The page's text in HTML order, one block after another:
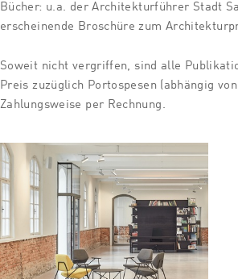
Bücher: u.a. der Architekturführer Stadt
erscheinende Broschüre zum
Soweit nicht vergriffen, sind alle
Preis zuzüglich Portospesen (abhängig von
Zahlungsweise per Rechnung.